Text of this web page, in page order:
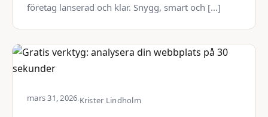
företag lanserad och klar. Snygg, smart och […]
mars 31, 2026·Krister Lindholm